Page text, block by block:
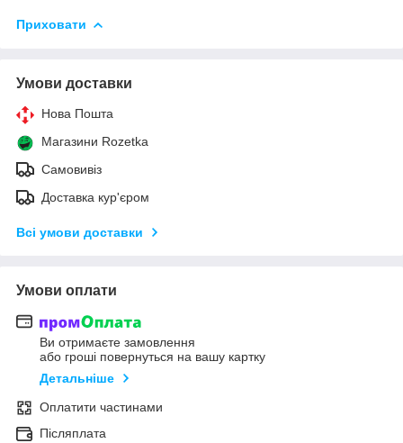
Приховати
Умови доставки
Нова Пошта
Магазини Rozetka
Самовивіз
Доставка кур'єром
Всі умови доставки
Умови оплати
Ви отримаєте замовлення
або гроші повернуться на вашу картку
Детальніше
Оплатити частинами
Післяплата